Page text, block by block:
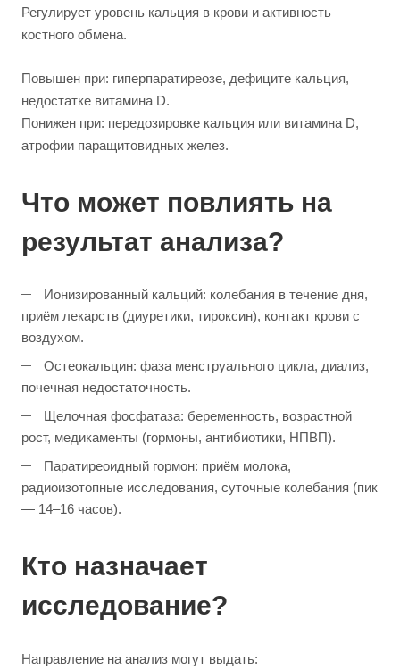
Регулирует уровень кальция в крови и активность
костного обмена.
Повышен при: гиперпаратиреозе, дефиците кальция,
недостатке витамина D.
Понижен при: передозировке кальция или витамина D,
атрофии паращитовидных желез.
Что может повлиять на
результат анализа?
Ионизированный кальций: колебания в течение дня,
приём лекарств (диуретики, тироксин), контакт крови с
воздухом.
Остеокальцин: фаза менструального цикла, диализ,
почечная недостаточность.
Щелочная фосфатаза: беременность, возрастной
рост, медикаменты (гормоны, антибиотики, НПВП).
Паратиреоидный гормон: приём молока,
радиоизотопные исследования, суточные колебания (пик
— 14–16 часов).
Кто назначает
исследование?
Направление на анализ могут выдать: